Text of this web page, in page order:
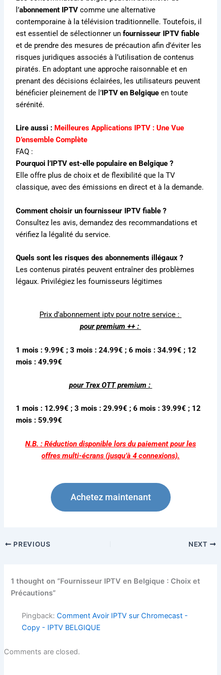
l’abonnement IPTV comme une alternative
contemporaine à la télévision traditionnelle. Toutefois, il
est essentiel de sélectionner unfournisseur IPTV fiable
et de prendre des mesures de précaution afin d’éviter les
risques juridiques associés à l’utilisation de contenus
piratés. En adoptant une approche raisonnable et en
prenant des décisions éclairées, les utilisateurs peuvent
bénéficier pleinement de l’IPTV en Belgique en toute
sérénité.
Lire aussi : Meilleures Applications IPTV : Une Vue
D’ensemble Complète
FAQ :
Pourquoi l’IPTV est-elle populaire en Belgique ?
Elle offre plus de choix et de flexibilité que la TV
classique, avec des émissions en direct et à la demande.
Comment choisir un fournisseur IPTV fiable ?
Consultez les avis, demandez des recommandations et
vérifiez la légalité du service.
Quels sont les risques des abonnements illégaux ?
Les contenus piratés peuvent entraîner des problèmes
légaux. Privilégiez les fournisseurs légitimes
Prix d’abonnement iptv pour notre service :
pour premium ++ :
1 mois : 9.99€ ; 3 mois : 24.99€ ; 6 mois : 34.99€ ; 12
mois : 49.99€
pour Trex OTT premium :
1 mois : 12.99€ ; 3 mois : 29.99€ ; 6 mois : 39.99€ ; 12
mois : 59.99€
N.B. : Réduction disponible lors du paiement pour les
offres multi-écrans (jusqu’à 4 connexions).
Achetez maintenant
PREVIOUS NEXT
1 thought on “Fournisseur IPTV en Belgique : Choix et
Précautions”
Pingback:Comment Avoir IPTV sur Chromecast -
Copy - IPTV BELGIQUE
Comments are closed.